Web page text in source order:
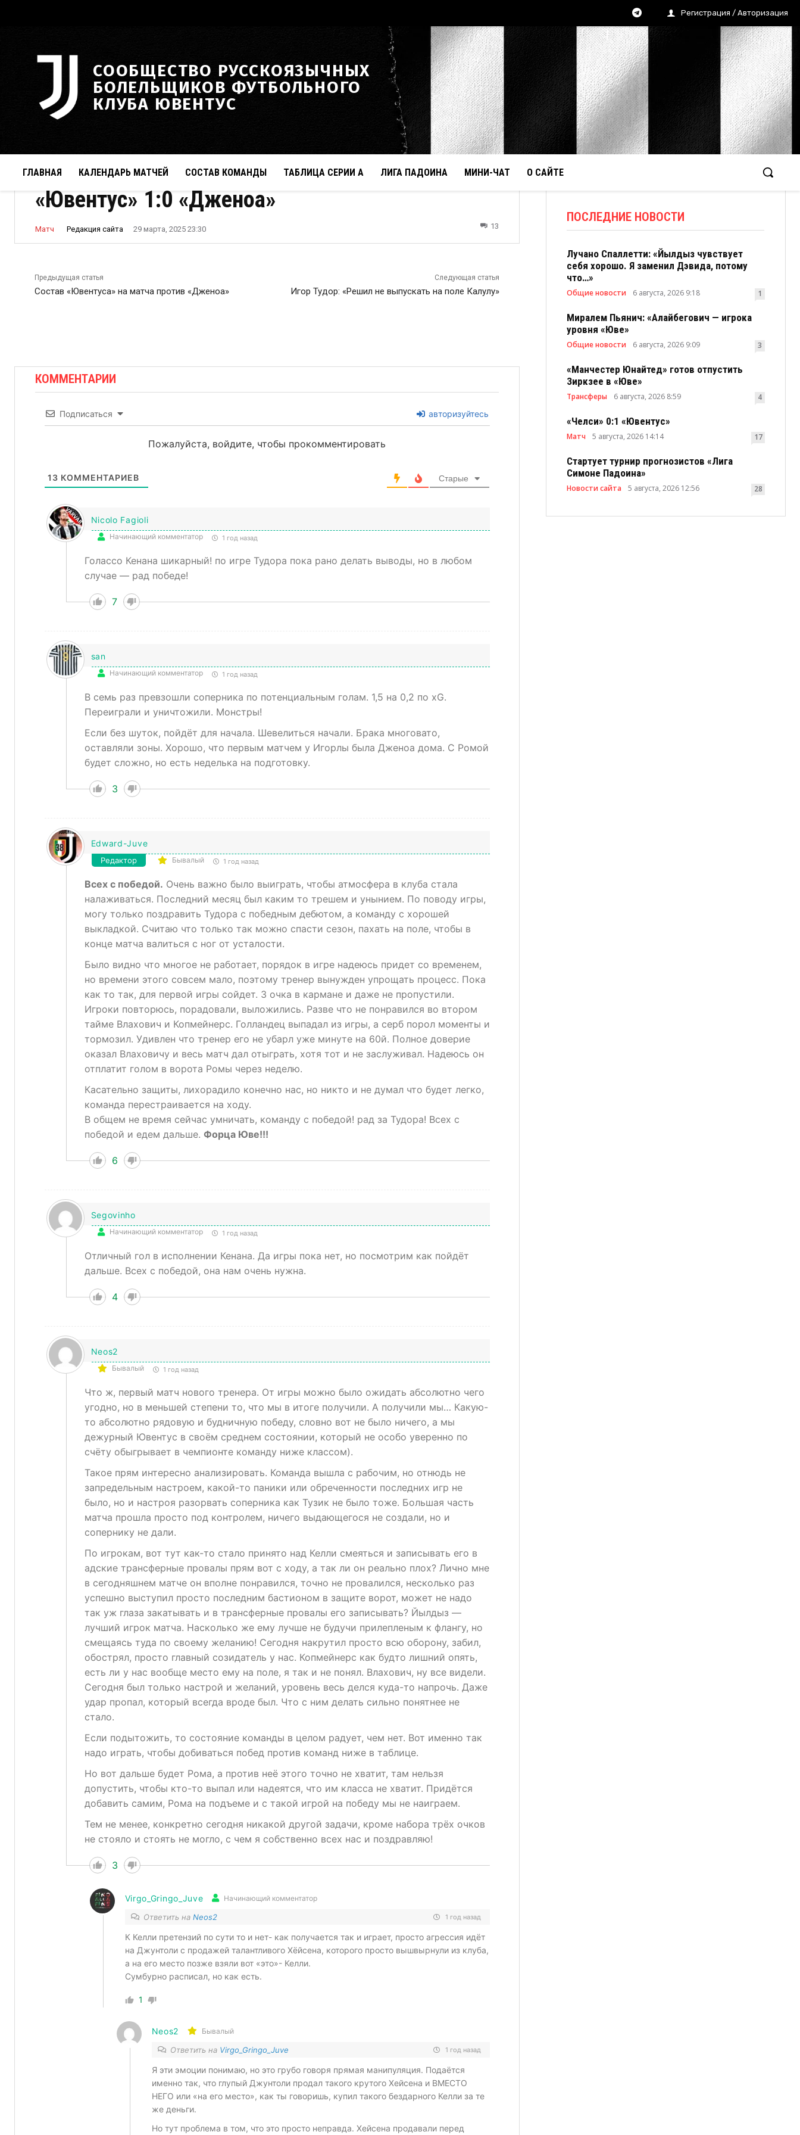
Регистрация / Авторизация
СООБЩЕСТВО РУССКОЯЗЫЧНЫХ
БОЛЕЛЬЩИКОВ ФУТБОЛЬНОГО
КЛУБА ЮВЕНТУС
ГЛАВНАЯ КАЛЕНДАРЬ МАТЧЕЙ СОСТАВ КОМАНДЫ ТАБЛИЦА СЕРИИ А ЛИГА ПАДОИНА МИНИ-ЧАТ О САЙТЕ
«Ювентус» 1:0 «Дженоа»
Матч Редакция сайта 29 марта, 2025 23:30 13
Предыдущая статья
Состав «Ювентуса» на матча против «Дженоа»
Следующая статья
Игор Тудор: «Решил не выпускать на поле Калулу»
КОММЕНТАРИИ
Подписаться авторизуйтесь
Пожалуйста, войдите, чтобы прокомментировать
13 КОММЕНТАРИЕВ Старые
Nicolo Fagioli
Начинающий комментатор 1 год назад
Голассо Кенана шикарный! по игре Тудора пока рано делать выводы, но в любом
случае — рад победе!
7
san
Начинающий комментатор 1 год назад
В семь раз превзошли соперника по потенциальным голам. 1,5 на 0,2 по xG.
Переиграли и уничтожили. Монстры!
Если без шуток, пойдёт для начала. Шевелиться начали. Брака многовато,
оставляли зоны. Хорошо, что первым матчем у Игорлы была Дженоа дома. С Ромой
будет сложно, но есть неделька на подготовку.
3
Edward-Juve
Редактор Бывалый 1 год назад
Всех с победой. Очень важно было выиграть, чтобы атмосфера в клуба стала
налаживаться. Последний месяц был каким то трешем и унынием. По поводу игры,
могу только поздравить Тудора с победным дебютом, а команду с хорошей
выкладкой. Считаю что только так можно спасти сезон, пахать на поле, чтобы в
конце матча валиться с ног от усталости.
Было видно что многое не работает, порядок в игре надеюсь придет со временем,
но времени этого совсем мало, поэтому тренер вынужден упрощать процесс. Пока
как то так, для первой игры сойдет. 3 очка в кармане и даже не пропустили.
Игроки повторюсь, порадовали, выложились. Разве что не понравился во втором
тайме Влахович и Копмейнерс. Голландец выпадал из игры, а серб порол моменты и
тормозил. Удивлен что тренер его не убарл уже минуте на 60й. Полное доверие
оказал Влаховичу и весь матч дал отыграть, хотя тот и не заслуживал. Надеюсь он
отплатит голом в ворота Ромы через неделю.
Касательно защиты, лихорадило конечно нас, но никто и не думал что будет легко,
команда перестраивается на ходу.
В общем не время сейчас умничать, команду с победой! рад за Тудора! Всех с
победой и едем дальше. Форца Юве!!!
6
Segovinho
Начинающий комментатор 1 год назад
Отличный гол в исполнении Кенана. Да игры пока нет, но посмотрим как пойдёт
дальше. Всех с победой, она нам очень нужна.
4
Neos2
Бывалый 1 год назад
Что ж, первый матч нового тренера. От игры можно было ожидать абсолютно чего
угодно, но в меньшей степени то, что мы в итоге получили. А получили мы… Какую-
то абсолютно рядовую и будничную победу, словно вот не было ничего, а мы
дежурный Ювентус в своём среднем состоянии, который не особо уверенно по
счёту обыгрывает в чемпионте команду ниже классом).
Такое прям интересно анализировать. Команда вышла с рабочим, но отнюдь не
запредельным настроем, какой-то паники или обреченности последних игр не
было, но и настроя разорвать соперника как Тузик не было тоже. Большая часть
матча прошла просто под контролем, ничего выдающегося не создали, но и
сопернику не дали.
По игрокам, вот тут как-то стало принято над Келли смеяться и записывать его в
адские трансферные провалы прям вот с ходу, а так ли он реально плох? Лично мне
в сегодняшнем матче он вполне понравился, точно не провалился, несколько раз
успешно выступил просто последним бастионом в защите ворот, может не надо
так уж глаза закатывать и в трансферные провалы его записывать? Йылдыз —
лучший игрок матча. Насколько же ему лучше не будучи прилепленым к флангу, но
смещаясь туда по своему желанию! Сегодня накрутил просто всю оборону, забил,
обострял, просто главный созидатель у нас. Копмейнерс как будто лишний опять,
есть ли у нас вообще место ему на поле, я так и не понял. Влахович, ну все видели.
Сегодня был только настрой и желаний, уровень весь делся куда-то напрочь. Даже
удар пропал, который всегда вроде был. Что с ним делать сильно понятнее не
стало.
Если подытожить, то состояние команды в целом радует, чем нет. Вот именно так
надо играть, чтобы добиваться побед против команд ниже в таблице.
Но вот дальше будет Рома, а против неё этого точно не хватит, там нельзя
допустить, чтобы кто-то выпал или надеятся, что им класса не хватит. Придётся
добавить самим, Рома на подъеме и с такой игрой на победу мы не наиграем.
Тем не менее, конкретно сегодня никакой другой задачи, кроме набора трёх очков
не стояло и стоять не могло, с чем я собственно всех нас и поздравляю!
3
Virgo_Gringo_Juve Начинающий комментатор
Ответить на Neos2 1 год назад
К Келли претензий по сути то и нет- как получается так и играет, просто агрессия идёт
на Джунтоли с продажей талантливого Хёйсена, которого просто вышвырнули из клуба,
а на его место позже взяли вот «это»- Келли.
Сумбурно расписал, но как есть.
1
Neos2 Бывалый
Ответить на Virgo_Gringo_Juve 1 год назад
Я эти эмоции понимаю, но это грубо говоря прямая манипуляция. Подаётся
именно так, что глупый Джунтоли продал такого крутого Хейсена и ВМЕСТО
НЕГО или «на его место», как ты говоришь, купил такого бездарного Келли за те
же деньги.
Но тут проблема в том, что это просто неправда. Хейсена продавали перед
ПОСЛЕДНИЕ НОВОСТИ
Лучано Спаллетти: «Йылдыз чувствует
себя хорошо. Я заменил Дэвида, потому
что…»
Общие новости 6 августа, 2026 9:18 1
Миралем Пьянич: «Алайбегович — игрока
уровня «Юве»
Общие новости 6 августа, 2026 9:09 3
«Манчестер Юнайтед» готов отпустить
Зиркзее в «Юве»
Трансферы 6 августа, 2026 8:59 4
«Челси» 0:1 «Ювентус»
Матч 5 августа, 2026 14:14 17
Стартует турнир прогнозистов «Лига
Симоне Падоина»
Новости сайта 5 августа, 2026 12:56 28